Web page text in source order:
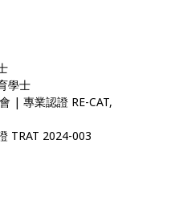
學士
| 專業認證 RE-CAT,
TRAT 2024-003